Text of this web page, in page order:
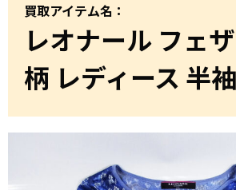
買取アイテム名：
レオナール フェ
柄 レディース 半袖